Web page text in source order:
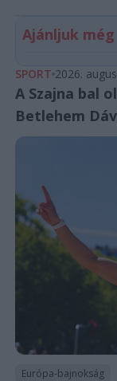
Ajánljuk még
SPORT 2026.
A Szajna bal
Betlehem
Európa-bajnokság